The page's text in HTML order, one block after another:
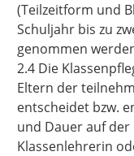
(Teilzeitform und
Schuljahr bis zu
genommen
2.4 Die
Eltern der
entscheidet bzw.
und Dauer auf
Klassenlehrerin